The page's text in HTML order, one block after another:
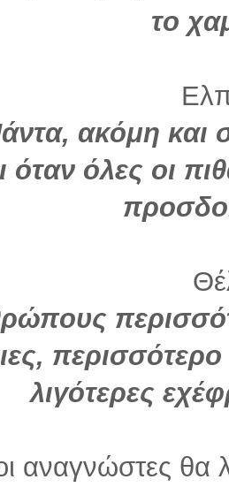
το
ακόμη και
όταν όλες οι
λιγότερες
αναγνώστες θα